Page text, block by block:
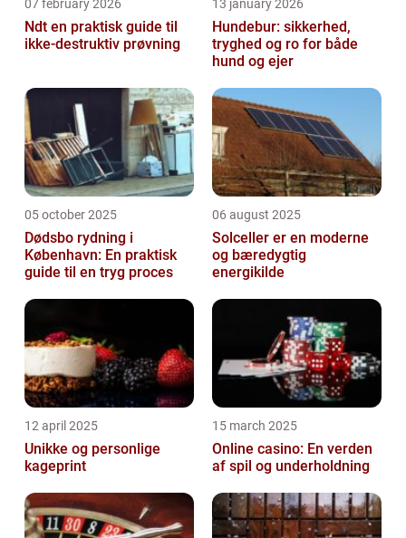
07 february 2026
Ndt en praktisk guide til
ikke-destruktiv prøvning
13 january 2026
Hundebur: sikkerhed,
tryghed og ro for både
hund og ejer
05 october 2025
Dødsbo rydning i
København: En praktisk
guide til en tryg proces
06 august 2025
Solceller er en moderne
og bæredygtig
energikilde
12 april 2025
Unikke og personlige
kageprint
15 march 2025
Online casino: En verden
af spil og underholdning